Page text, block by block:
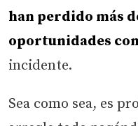
han perdido más
oportunidades
incidente.
Sea como sea, es